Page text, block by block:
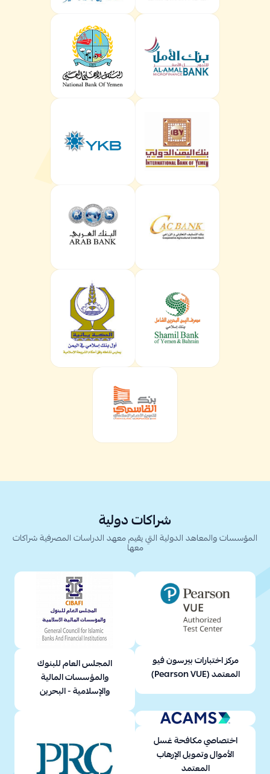
شراكات دولية
المؤسسات والمعاهد الدولية التي يقيم معهد الدراسات المصرفية شراكات
معها
مركز اختبارات بيرسون فيو
المعتمد (Pearson VUE)
المجلس العام للبنوك
والمؤسسات المالية
والإسلامية - البحرين
اختصاصي مكافحة غسل
الأموال وتمويل الإرهاب
المعتمد